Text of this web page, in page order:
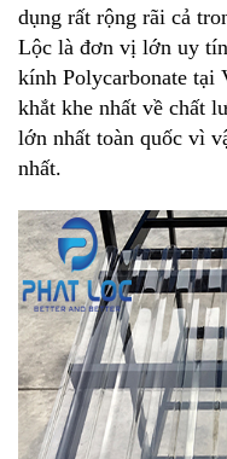
dụng rất rộng rãi cả
Lộc là đơn vị lớn uy
kính Polycarbonate tại
khắt khe nhất về chất
lớn nhất toàn quốc vì
nhất.